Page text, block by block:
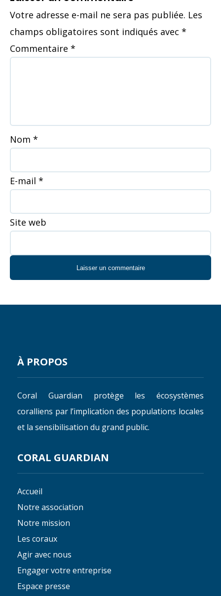
Votre adresse e-mail ne sera pas publiée. Les
champs obligatoires sont indiqués avec *
Commentaire *
Nom *
E-mail *
Site web
À PROPOS
Coral Guardian protège les écosystèmes
coralliens par l’implication des populations locales
et la sensibilisation du grand public.
CORAL GUARDIAN
Accueil
Notre association
Notre mission
Les coraux
Agir avec nous
Engager votre entreprise
Espace presse